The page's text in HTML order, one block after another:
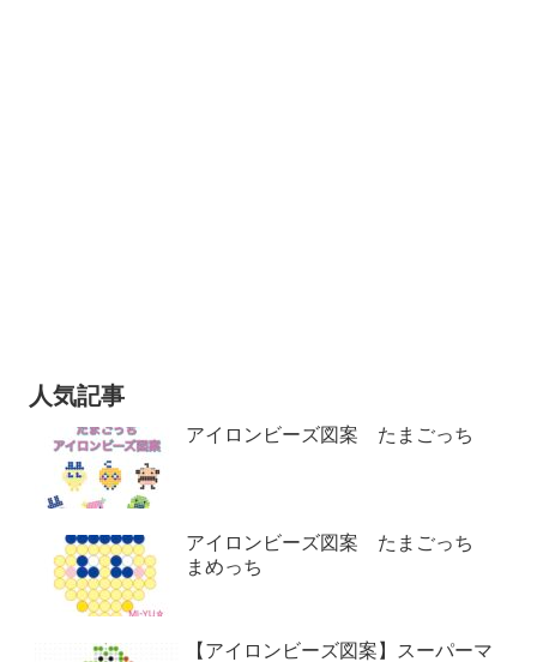
人気記事
アイロンビーズ図案 たまごっち
アイロンビーズ図案 たまごっち
まめっち
【アイロンビーズ図案】スーパーマ